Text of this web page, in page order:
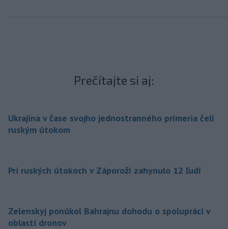
Prečítajte si aj:
Ukrajina v čase svojho jednostranného prímeria čelí
ruským útokom
Pri ruských útokoch v Záporoží zahynulo 12 ľudí
Zelenskyj ponúkol Bahrajnu dohodu o spolupráci v
oblasti dronov